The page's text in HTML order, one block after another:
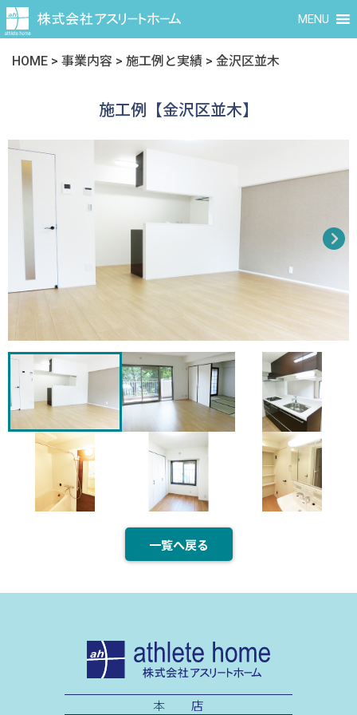
MENU
HOME > 事業内容 > 施工例と実績 > 金沢区並木
施工例【金沢区並木】
一覧へ戻る
本 店